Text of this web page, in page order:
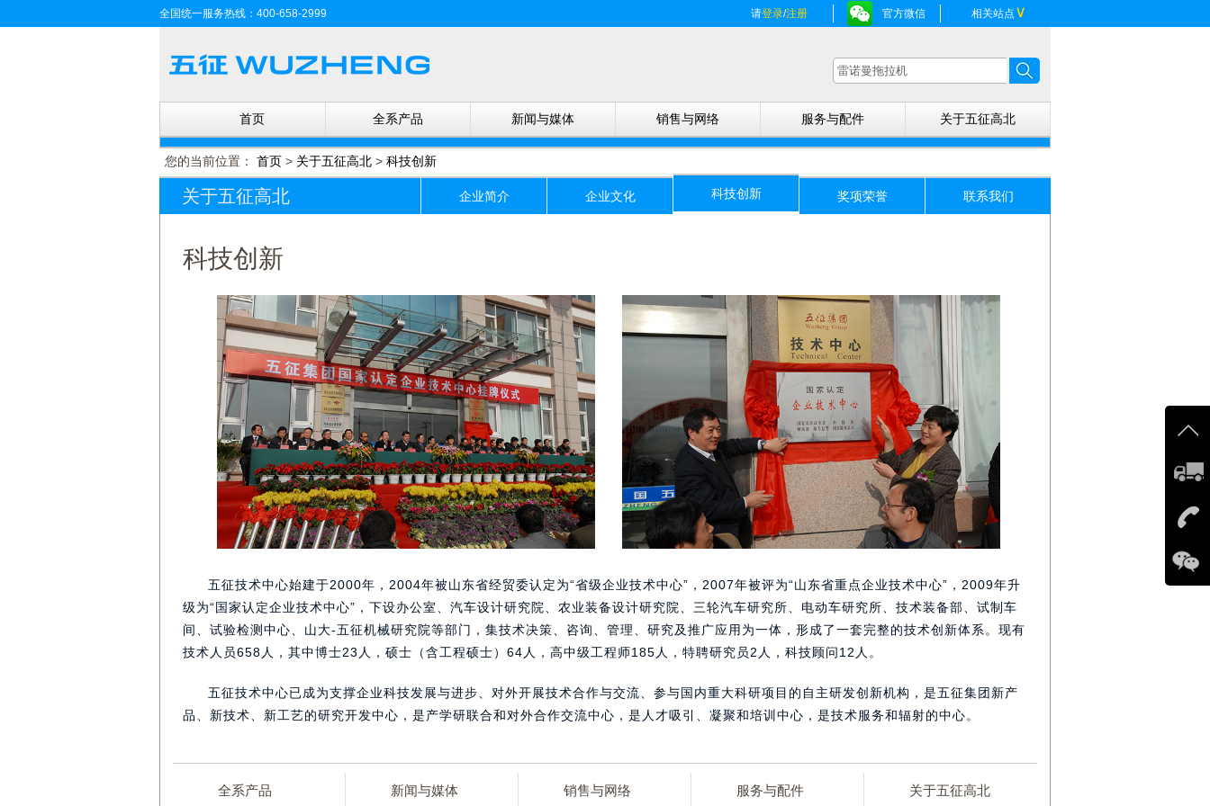
请登录/注册 官方微信 相关站点 ∨
全国统一服务热线：400-658-2999
首页 全系产品 新闻与媒体 销售与网络 服务与配件 关于五征高北
您的当前位置： 首页 > 关于五征高北 > 科技创新
关于五征高北 企业简介 企业文化 科技创新 奖项荣誉 联系我们
科技创新
五征技术中心始建于2000年，2004年被山东省经贸委认定为“省级企业技术中心”，2007年被评为“山东省重点企业技术中心”，2009年升
级为“国家认定企业技术中心”，下设办公室、汽车设计研究院、农业装备设计研究院、三轮汽车研究所、电动车研究所、技术装备部、试制车
间、试验检测中心、山大-五征机械研究院等部门，集技术决策、咨询、管理、研究及推广应用为一体，形成了一套完整的技术创新体系。现有
技术人员658人，其中博士23人，硕士（含工程硕士）64人，高中级工程师185人，特聘研究员2人，科技顾问12人。
五征技术中心已成为支撑企业科技发展与进步、对外开展技术合作与交流、参与国内重大科研项目的自主研发创新机构，是五征集团新产
品、新技术、新工艺的研究开发中心，是产学研联合和对外合作交流中心，是人才吸引、凝聚和培训中心，是技术服务和辐射的中心。
全系产品 新闻与媒体 销售与网络 服务与配件 关于五征高北
7*24
客服